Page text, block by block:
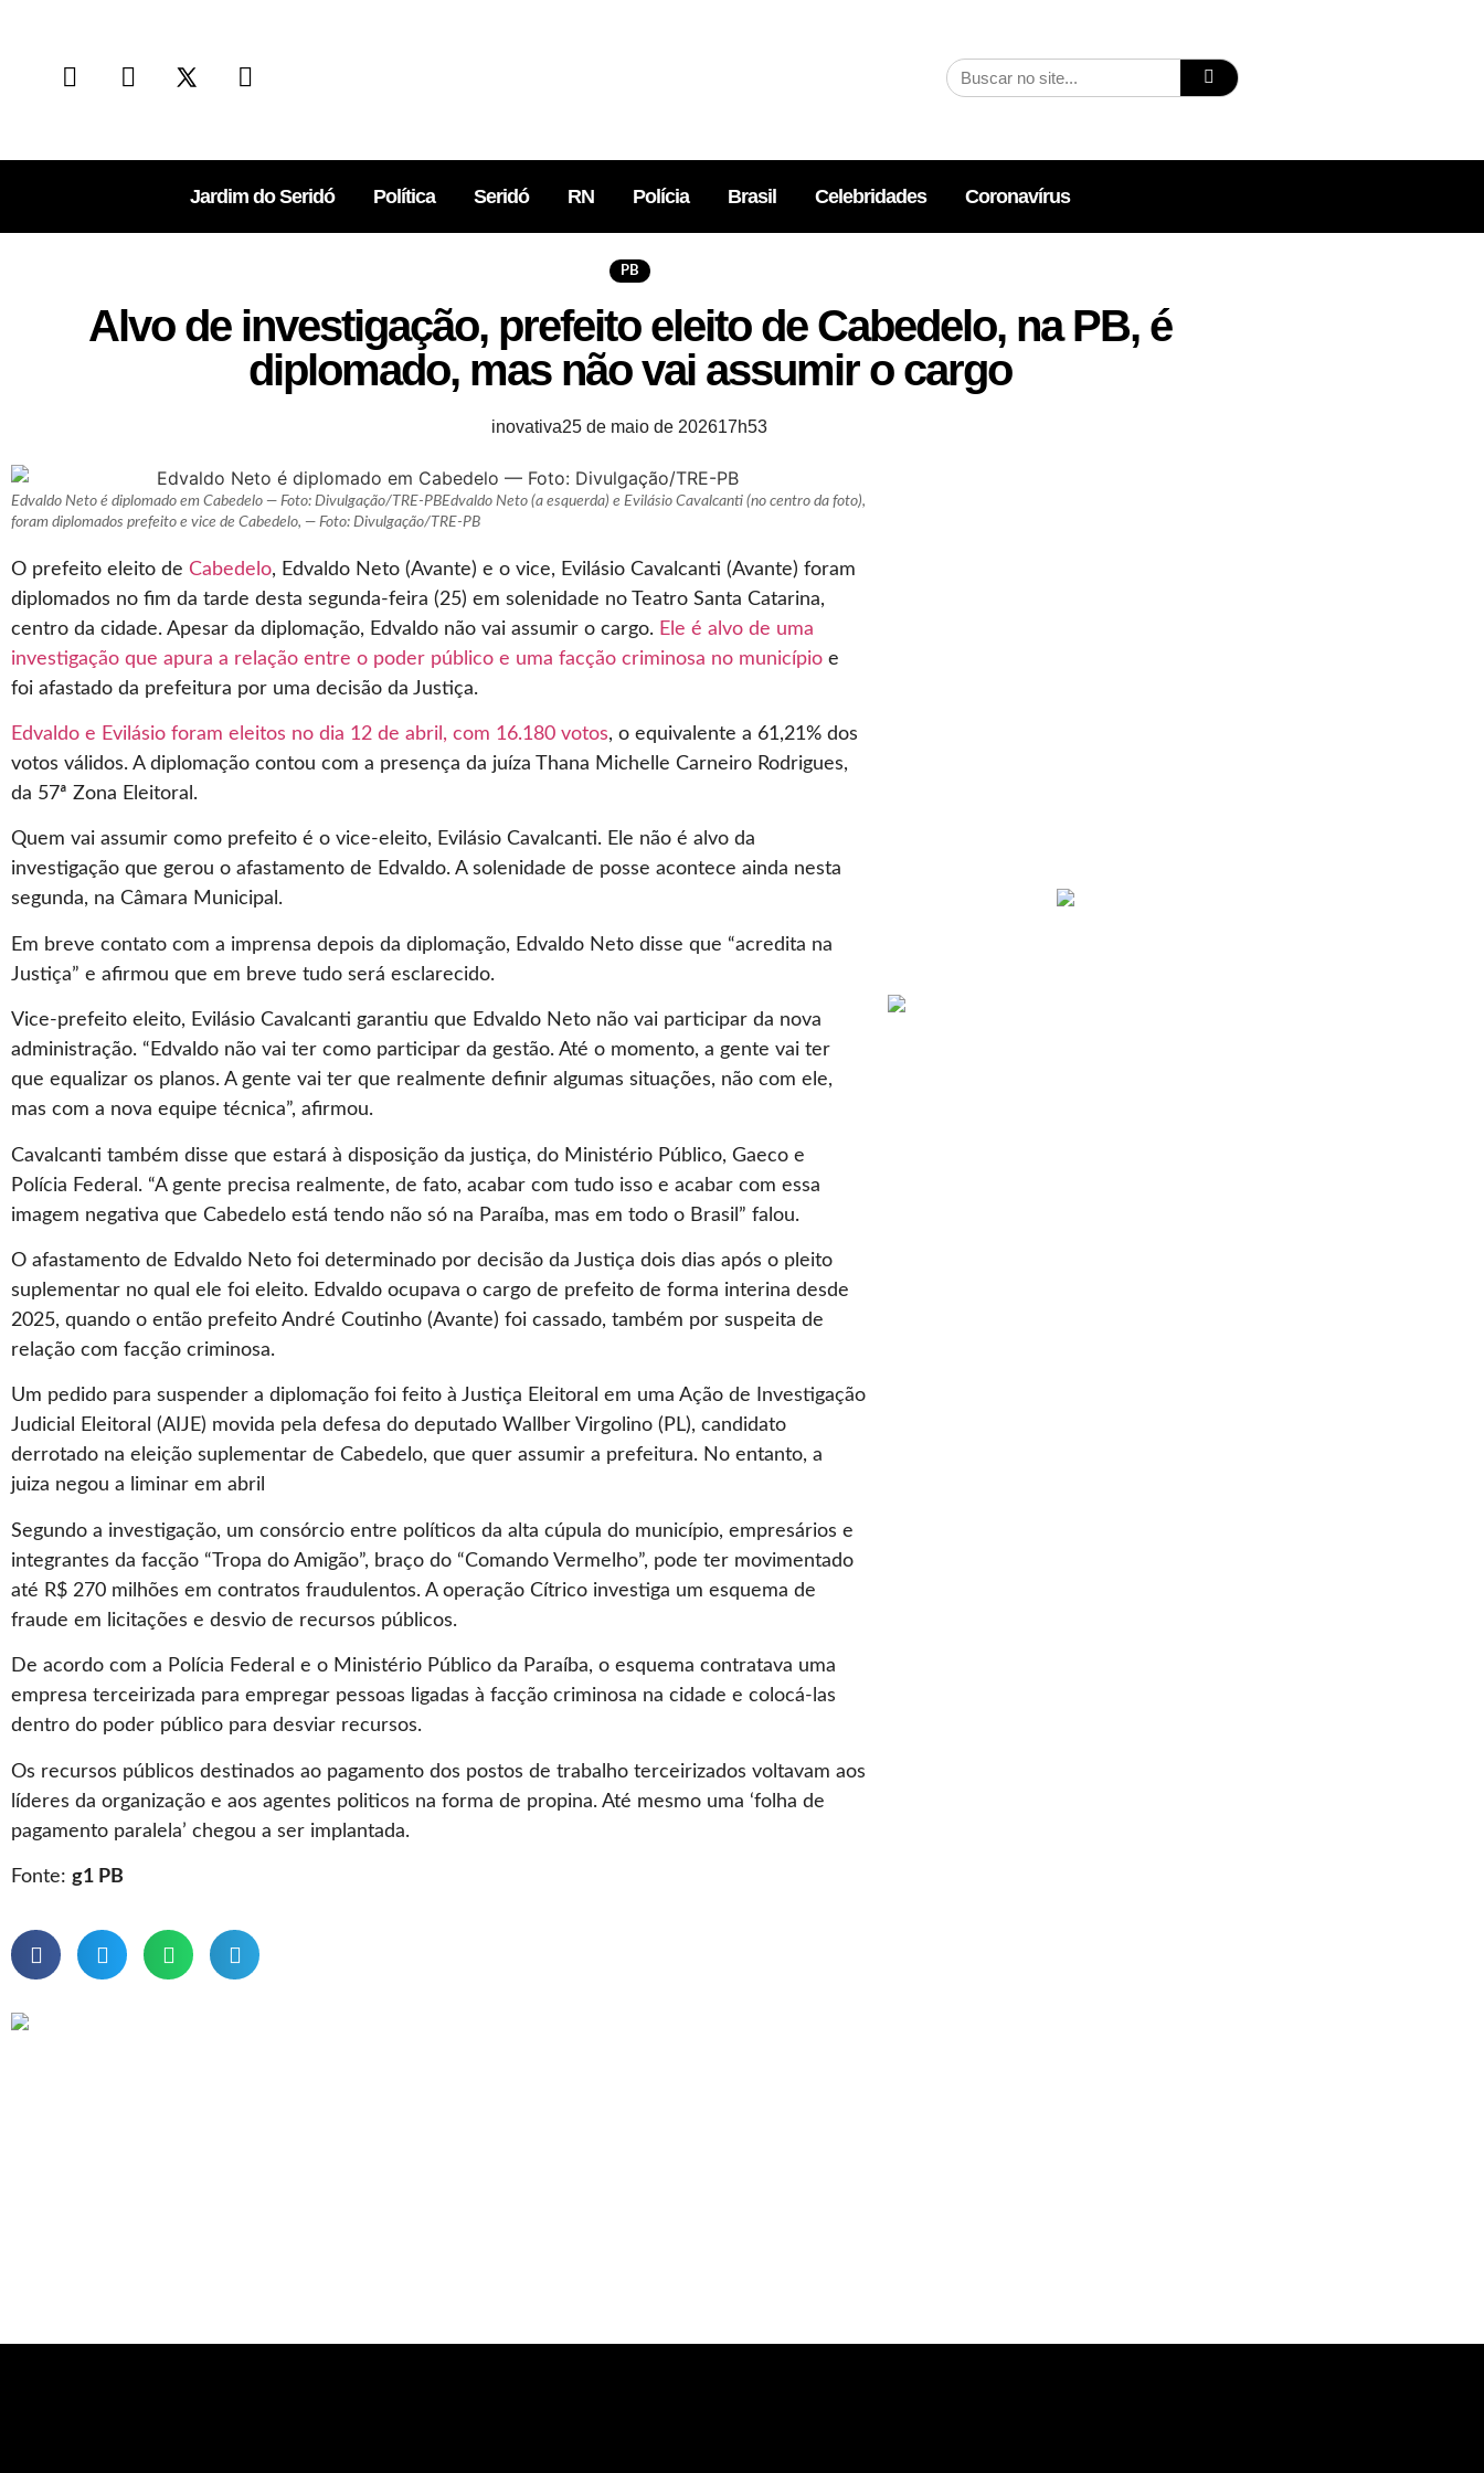
Jardim do Seridó Política Seridó RN Polícia Brasil Celebridades Coronavírus
PB
Alvo de investigação, prefeito eleito de Cabedelo, na PB, é
diplomado, mas não vai assumir o cargo
inovativa25 de maio de 202617h53
Edvaldo Neto é diplomado em Cabedelo — Foto: Divulgação/TRE-PBEdvaldo Neto (a esquerda) e Evilásio Cavalcanti (no centro da foto),
foram diplomados prefeito e vice de Cabedelo, — Foto: Divulgação/TRE-PB
O prefeito eleito de Cabedelo, Edvaldo Neto (Avante) e o vice, Evilásio Cavalcanti (Avante) foram
diplomados no fim da tarde desta segunda-feira (25) em solenidade no Teatro Santa Catarina,
centro da cidade. Apesar da diplomação, Edvaldo não vai assumir o cargo. Ele é alvo de uma
investigação que apura a relação entre o poder público e uma facção criminosa no município e
foi afastado da prefeitura por uma decisão da Justiça.
Edvaldo e Evilásio foram eleitos no dia 12 de abril, com 16.180 votos, o equivalente a 61,21% dos
votos válidos. A diplomação contou com a presença da juíza Thana Michelle Carneiro Rodrigues,
da 57ª Zona Eleitoral.
Quem vai assumir como prefeito é o vice-eleito, Evilásio Cavalcanti. Ele não é alvo da
investigação que gerou o afastamento de Edvaldo. A solenidade de posse acontece ainda nesta
segunda, na Câmara Municipal.
Em breve contato com a imprensa depois da diplomação, Edvaldo Neto disse que “acredita na
Justiça” e afirmou que em breve tudo será esclarecido.
Vice-prefeito eleito, Evilásio Cavalcanti garantiu que Edvaldo Neto não vai participar da nova
administração. “Edvaldo não vai ter como participar da gestão. Até o momento, a gente vai ter
que equalizar os planos. A gente vai ter que realmente definir algumas situações, não com ele,
mas com a nova equipe técnica”, afirmou.
Cavalcanti também disse que estará à disposição da justiça, do Ministério Público, Gaeco e
Polícia Federal. “A gente precisa realmente, de fato, acabar com tudo isso e acabar com essa
imagem negativa que Cabedelo está tendo não só na Paraíba, mas em todo o Brasil” falou.
O afastamento de Edvaldo Neto foi determinado por decisão da Justiça dois dias após o pleito
suplementar no qual ele foi eleito. Edvaldo ocupava o cargo de prefeito de forma interina desde
2025, quando o então prefeito André Coutinho (Avante) foi cassado, também por suspeita de
relação com facção criminosa.
Um pedido para suspender a diplomação foi feito à Justiça Eleitoral em uma Ação de Investigação
Judicial Eleitoral (AIJE) movida pela defesa do deputado Wallber Virgolino (PL), candidato
derrotado na eleição suplementar de Cabedelo, que quer assumir a prefeitura. No entanto, a
juiza negou a liminar em abril
Segundo a investigação, um consórcio entre políticos da alta cúpula do município, empresários e
integrantes da facção “Tropa do Amigão”, braço do “Comando Vermelho”, pode ter movimentado
até R$ 270 milhões em contratos fraudulentos. A operação Cítrico investiga um esquema de
fraude em licitações e desvio de recursos públicos.
De acordo com a Polícia Federal e o Ministério Público da Paraíba, o esquema contratava uma
empresa terceirizada para empregar pessoas ligadas à facção criminosa na cidade e colocá-las
dentro do poder público para desviar recursos.
Os recursos públicos destinados ao pagamento dos postos de trabalho terceirizados voltavam aos
líderes da organização e aos agentes politicos na forma de propina. Até mesmo uma ‘folha de
pagamento paralela’ chegou a ser implantada.
Fonte: g1 PB